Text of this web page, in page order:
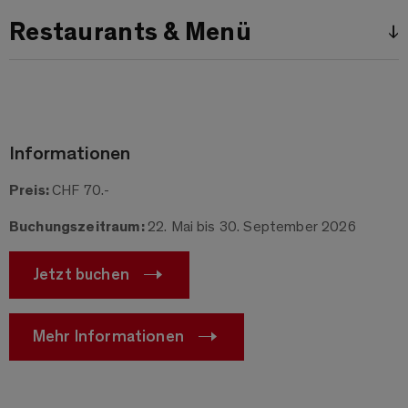
Restaurants & Menü ↓
Informationen
Preis:CHF 70.-
Buchungszeitraum:22. Mai bis 30. September 2026
Jetzt buchen
Mehr Informationen